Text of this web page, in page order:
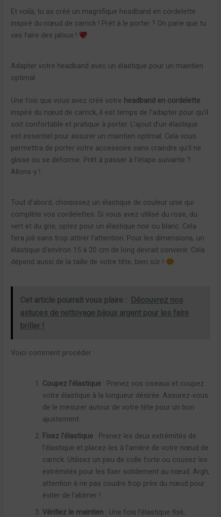
Et voilà, tu as créé un magnifique headband en cordelette
inspiré du nœud de carrick ! Prêt à le porter ? On parie que tu
vas faire des jaloux !
Adapter votre headband avec un élastique pour un maintien
optimal
Une fois que vous avez créé votre headband en cordelette
inspiré du nœud de carrick, il est temps de l’adapter pour qu’il
soit confortable et pratique à porter. L’ajout d’un élastique
est essentiel pour assurer un maintien optimal. Cela vous
permettra de porter votre accessoire sans craindre qu’il ne
glisse ou se déforme. Prêt à passer à l’étape suivante ?
Allons-y !
Tout d’abord, choisissez un élastique de couleur unie qui
complète vos cordelettes. Si vous avez utilisé du rose, du
vert et du gris, optez pour un élastique noir ou blanc. Cela
fera joli sans trop attirer l’attention. Pour les dimensions, un
élastique d’environ 15 à 20 cm de long devrait convenir. Cela
dépend aussi de la taille de votre tête, bien sûr !
Cet article pourrait vous plaire :
Découvrez nos
astuces de nettoyage bijoux argent pour les faire
briller !
Voici comment procéder :
Coupez l’élastique : Prenez vos ciseaux et coupez
votre élastique à la longueur désirée. Assurez-vous
de le mesurer autour de votre tête pour un bon
ajustement.
Fixez l’élastique : Prenez les deux extrémités de
l’élastique et placez-les à l’arrière de votre nœud de
carrick. Utilisez un peu de colle forte ou cousez les
extrémités pour les fixer solidement au nœud. Argh,
attention à ne pas coudre trop près du nœud pour
éviter de l’abîmer !
Vérifiez le maintien : Une fois l’élastique fixé,